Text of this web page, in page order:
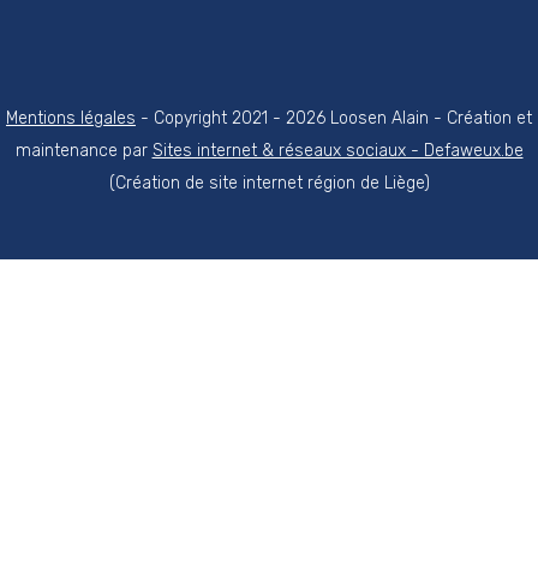
Mentions légales - Copyright 2021 - 2026 Loosen Alain - Création et
maintenance par Sites internet & réseaux sociaux - Defaweux.be
(Création de site internet région de Liège)